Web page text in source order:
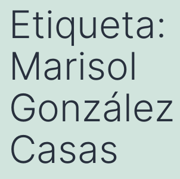
Etiqueta:
Marisol
González
Casas